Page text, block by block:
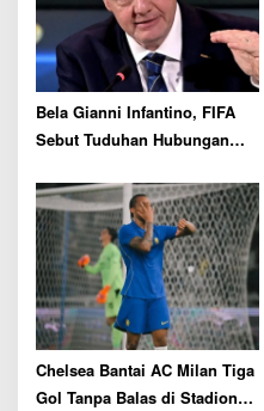
Bela Gianni Infantino, FIFA
Sebut Tuduhan Hubungan
Sekali Tidak Benar
Chelsea Bantai AC Milan Tiga
Gol Tanpa Balas di Stadion